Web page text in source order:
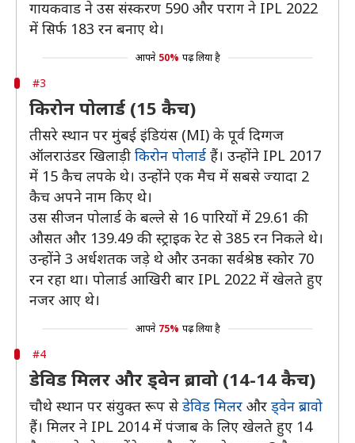
गायकवाड ने उस संस्करण 590 और पराग ने IPL 2022
में सिर्फ 183 रन बनाए थे।
आपने 50% पढ़ लिया है
#3
किरोन पोलार्ड (15 कैच)
तीसरे स्थान पर मुंबई इंडियंस (MI) के पूर्व दिग्गज
ऑलराउंडर खिलाड़ी किरोन पोलार्ड हैं। उन्होंने IPL 2017
में 15 कैच लपके थे। उन्होंने एक मैच में सबसे ज्यादा 2
कैच अपने नाम किए थे।
उस सीजन पोलार्ड के बल्ले से 16 पारियों में 29.61 की
औसत और 139.49 की स्ट्राइक रेट से 385 रन निकले थे।
उन्होंने 3 अर्धशतक जड़े थे और उनका सर्वश्रेष्ठ स्कोर 70
रन रहा था। पोलार्ड आखिरी बार IPL 2022 में खेलते हुए
नजर आए थे।
आपने 75% पढ़ लिया है
#4
डेविड मिलर और ड्वेन ब्रावो (14-14 कैच)
चौथे स्थान पर संयुक्त रूप सेडेविड मिलर और ड्वेन ब्रावो
हैं। मिलर ने IPL 2014 में पंजाब के लिए खेलते हुए 14